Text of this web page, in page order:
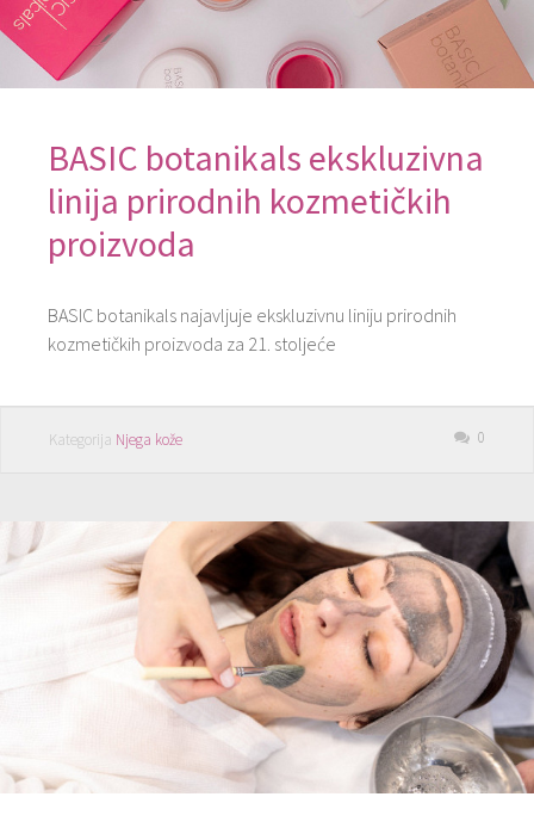
BASIC botanikals ekskluzivna
linija prirodnih kozmetičkih
proizvoda
BASIC botanikals najavljuje ekskluzivnu liniju prirodnih
kozmetičkih proizvoda za 21. stoljeće
Kategorija Njega kože 0